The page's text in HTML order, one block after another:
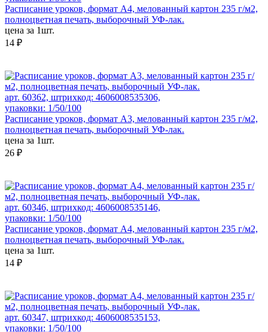
Расписание уроков, формат А4, мелованный картон 235 г/м2,
полноцветная печать, выборочный УФ-лак.
цена за 1шт.
14 ₽
арт. 60362, штрихкод: 4606008535306,
упаковки: 1/50/100
Расписание уроков, формат А3, мелованный картон 235 г/м2,
полноцветная печать, выборочный УФ-лак.
цена за 1шт.
26 ₽
арт. 60346, штрихкод: 4606008535146,
упаковки: 1/50/100
Расписание уроков, формат А4, мелованный картон 235 г/м2,
полноцветная печать, выборочный УФ-лак.
цена за 1шт.
14 ₽
арт. 60347, штрихкод: 4606008535153,
упаковки: 1/50/100